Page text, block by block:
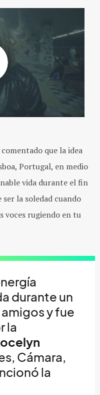
comentado que la idea
Portugal, en medio
vida durante el fin
ser la soledad cuando
voces rugiendo en tu
durante un
y fue
la
Cámara,
la